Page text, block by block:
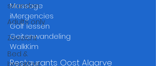
stranden
Adults only
Zeezicht
Bed &
breakfast
Massage
iMergencies
Golf lessen
Geitenwandeling
WalkKim
Restaurants Oost Algarve